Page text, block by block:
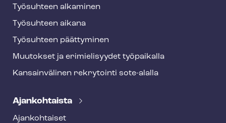
Työsuhteen alkaminen
Työsuhteen aikana
Työsuhteen päättyminen
Muutokset ja erimielisyydet työpaikalla
Kansainvälinen rekrytointi sote-alalla
Ajankohtaista
Ajankohtaiset